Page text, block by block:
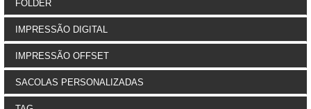
FOLDER
IMPRESSÃO DIGITAL
IMPRESSÃO OFFSET
SACOLAS PERSONALIZADAS